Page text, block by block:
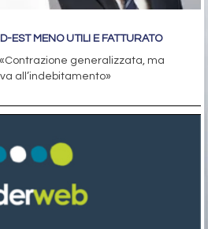
EST MENO UTILI E FATTURATO
generalizzata, ma
all’indebitamento»